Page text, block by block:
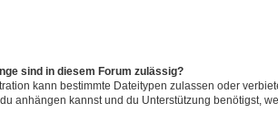
sind in diesem Forum zulässig?
kann bestimmte Dateitypen zulassen oder
anhängen kannst und du Unterstützung benötigst,